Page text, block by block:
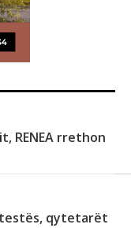
RENEA rrethon
qytetarët